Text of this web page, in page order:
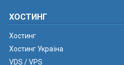
ХОСТИНГ
Хостинг
Хостинг Україна
VDS / VPS